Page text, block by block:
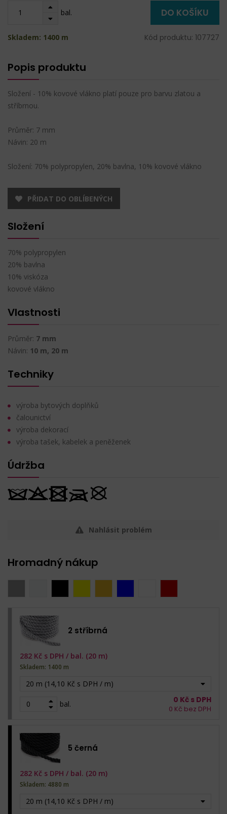
bal. DO KOŠÍKU
Skladem: 1400 m Kód produktu: 107727
Popis produktu
Složení - 10% kovové vlákno platí pouze pro barvu zlatou a
stříbrnou.
Průměr: 7 mm
Návin: 20 m
Složení: 70% polypropylen, 20% bavlna, 10% kovové vlákno
PŘIDAT DO OBLÍBENÝCH
Složení
70% polypropylen
20% bavlna
10% viskóza
kovové vlákno
Vlastnosti
Průměr: 7 mm
Návin: 10 m, 20 m
Techniky
výroba bytových doplňků
čalounictví
výroba dekorací
výroba tašek, kabelek a peněženek
Údržba
Nahlásit problém
Hromadný nákup
2 stříbrná
20 m (14,10 Kč s DPH / m)
bal.
282 Kč s DPH / bal. (20 m)
Skladem: 1400 m
0 Kč s DPH
0 Kč bez DPH
5 černá
20 m (14,10 Kč s DPH / m)
282 Kč s DPH / bal. (20 m)
Skladem: 4880 m